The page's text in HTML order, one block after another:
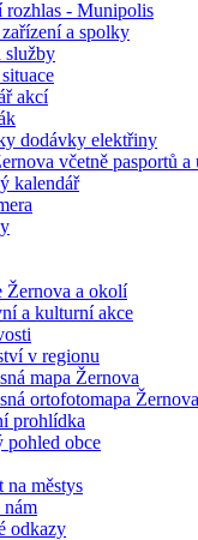
- Munipolis
a spolky
služby
akcí
dodávky elektřiny
včetně pasportů a
kalendář
Žernova a okolí
a kulturní akce
v regionu
mapa Žernova
ortofotomapa Žernova
prohlídka
pohled obce
na městys
nám
odkazy